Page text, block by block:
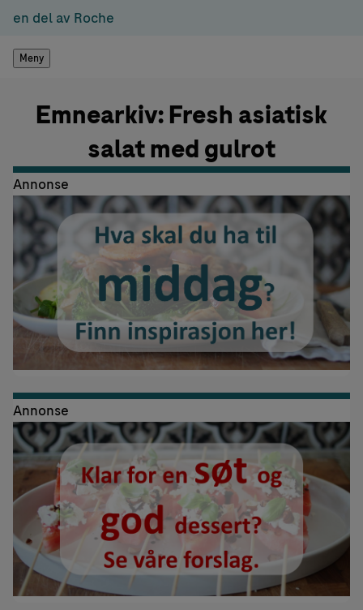
en del av Roche
Meny
Emnearkiv: Fresh asiatisk
salat med gulrot
Annonse
Annonse